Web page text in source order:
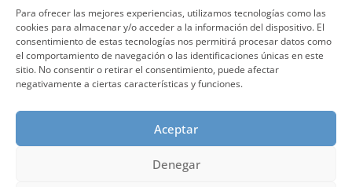
Para ofrecer las mejores experiencias, utilizamos tecnologías como las
cookies para almacenar y/o acceder a la información del dispositivo. El
consentimiento de estas tecnologías nos permitirá procesar datos como
el comportamiento de navegación o las identificaciones únicas en este
sitio. No consentir o retirar el consentimiento, puede afectar
negativamente a ciertas características y funciones.
Aceptar
Denegar
MUYSCA
Muysca
Blog
Política de Privacidad
Aviso Legal
CONTÁCTANOS